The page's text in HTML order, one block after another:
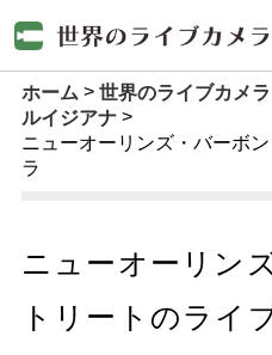
ホーム 世界のライブカメラ
ルイジアナ
ニューオーリンズ・バーボ
ラ
ニューオーリン
トリートのライ